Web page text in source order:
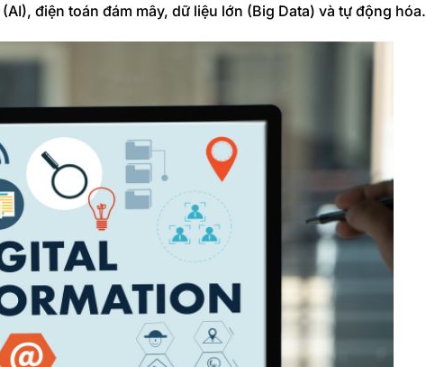
điện toán đám mây, dữ liệu lớn (Big Data) và tự động hóa.